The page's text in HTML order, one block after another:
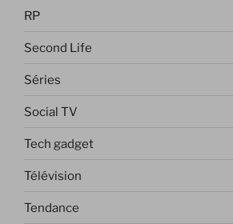
RP
Second Life
Séries
Social TV
Tech gadget
Télévision
Tendance